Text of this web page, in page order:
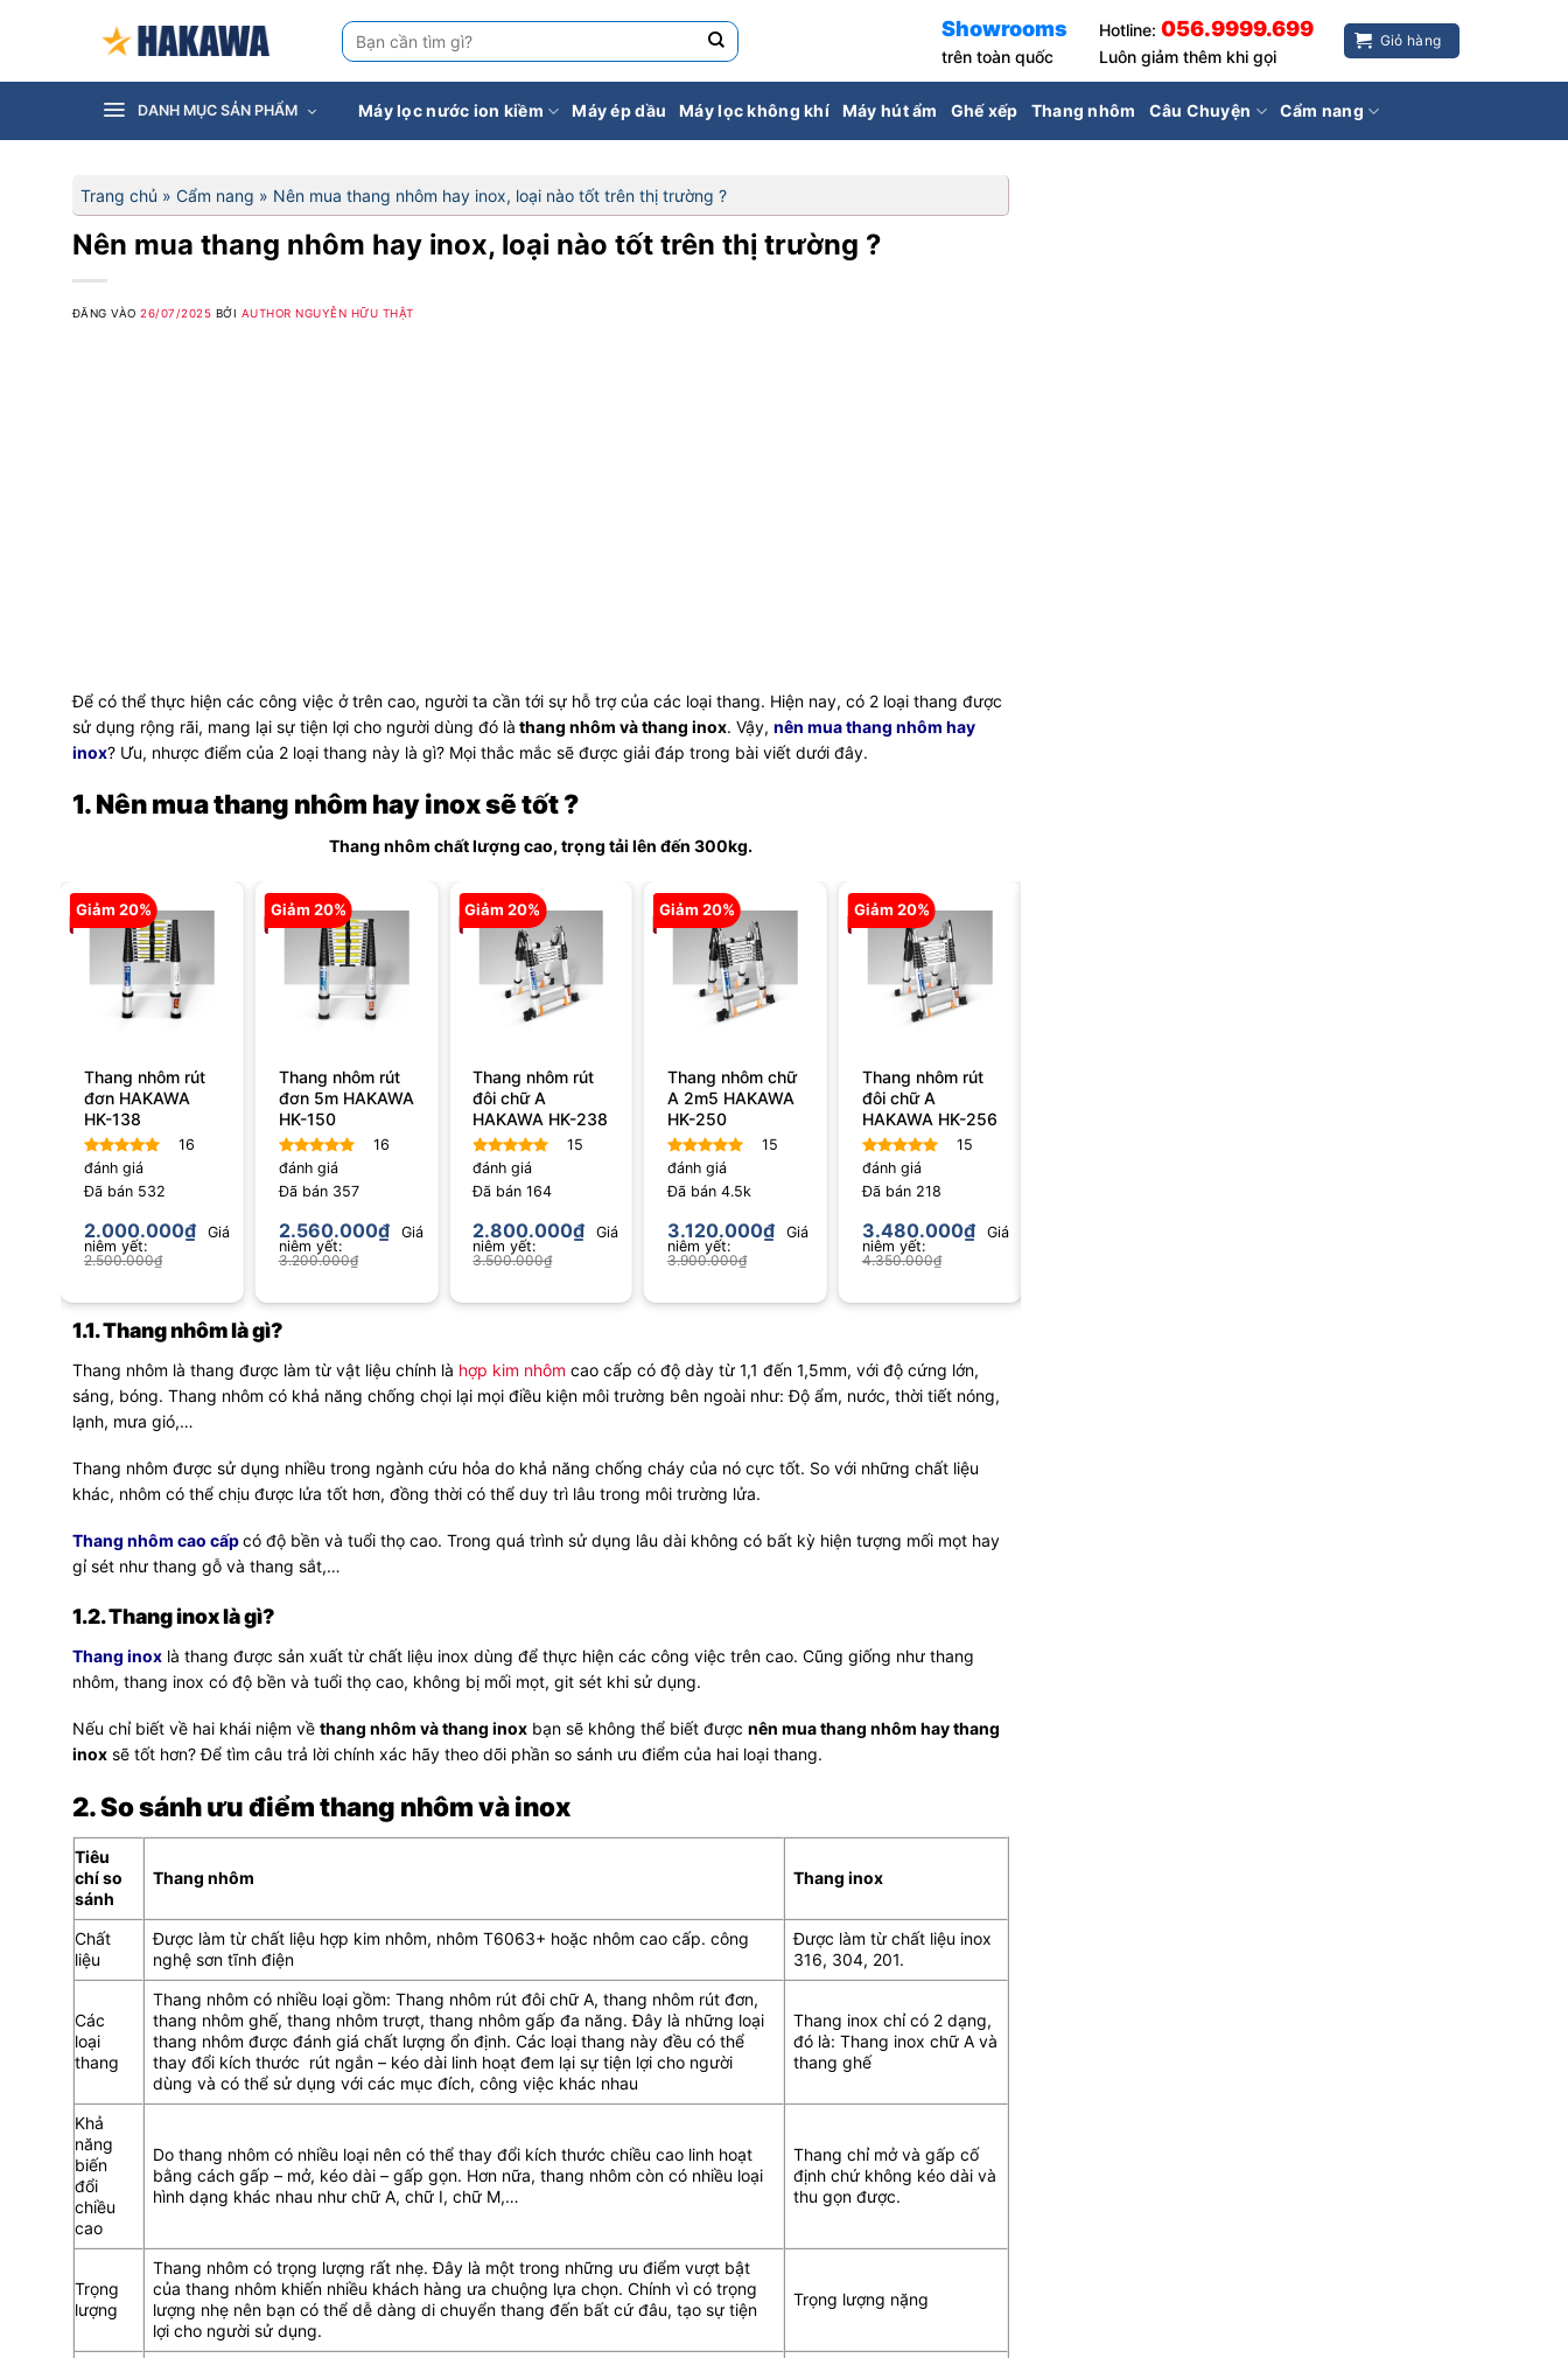
dung
Tìm
kiếm:
Showrooms
trên toàn quốc
Hotline:056.9999.699
Luôn giảm thêm khi gọi
Giỏ hàng
DANH MỤC SẢN PHẨM Máy lọc nước ion kiềm Máy ép dầu Máy lọc không khí Máy hút ẩm Ghế xếp Thang nhôm Câu Chuyện Cẩm nang
Trang chủ » Cẩm nang » Nên mua thang nhôm hay inox, loại nào tốt trên thị trường ?
Nên mua thang nhôm hay inox, loại nào tốt trên thị trường ?
ĐĂNG VÀO26/07/2025 BỞI AUTHOR NGUYỄN HỮU THẬT
Để có thể thực hiện các công việc ở trên cao, người ta cần tới sự hỗ trợ của các loại thang. Hiện nay, có 2 loại thang được
sử dụng rộng rãi, mang lại sự tiện lợi cho người dùng đó là thang nhôm và thang inox. Vậy, nên mua thang nhôm hay
inox? Ưu, nhược điểm của 2 loại thang này là gì? Mọi thắc mắc sẽ được giải đáp trong bài viết dưới đây.
1. Nên mua thang nhôm hay inox sẽ tốt ?
Thang nhôm chất lượng cao, trọng tải lên đến 300kg.
Giảm 20%
Thang nhôm rút
đơn HAKAWA
HK-138
Được xếp
hạng4.75
16
đánh giá
Đã bán 532
2.000.000₫
Giá
niêm yết:
2.500.000₫
Giảm 20%
Thang nhôm rút
đơn 5m HAKAWA
HK-150
Được xếp
hạng4.81
16
đánh giá
Đã bán 357
2.560.000₫
Giá
niêm yết:
3.200.000₫
Giảm 20%
Thang nhôm rút
đôi chữ A
HAKAWA HK-238
Được xếp
hạng4.87
15
đánh giá
Đã bán164
2.800.000₫
Giá
niêm yết:
3.500.000₫
Giảm 20%
Thang nhôm chữ
A 2m5 HAKAWA
HK-250
Được xếp
hạng4.87
15
đánh giá
Đã bán 4.5k
3.120.000₫
Giá
niêm yết:
3.900.000₫
Giảm 20%
Thang nhôm rút
đôi chữ A
HAKAWA HK-256
Được xếp
hạng4.80
15
đánh giá
Đã bán 218
3.480.000₫
Giá
niêm yết:
4.350.000₫
1.1. Thang nhôm là gì?
Thang nhôm là thang được làm từ vật liệu chính là hợp kim nhôm cao cấp có độ dày từ 1,1 đến 1,5mm, với độ cứng lớn,
sáng, bóng. Thang nhôm có khả năng chống chọi lại mọi điều kiện môi trường bên ngoài như: Độ ẩm, nước, thời tiết nóng,
lạnh, mưa gió,…
Thang nhôm được sử dụng nhiều trong ngành cứu hỏa do khả năng chống cháy của nó cực tốt. So với những chất liệu
khác, nhôm có thể chịu được lửa tốt hơn, đồng thời có thể duy trì lâu trong môi trường lửa.
Thang nhôm cao cấpcó độ bền và tuổi thọ cao. Trong quá trình sử dụng lâu dài không có bất kỳ hiện tượng mối mọt hay
gỉ sét như thang gỗ và thang sắt,…
1.2. Thang inox là gì?
Thang inox là thang được sản xuất từ chất liệu inox dùng để thực hiện các công việc trên cao. Cũng giống như thang
nhôm, thang inox có độ bền và tuổi thọ cao, không bị mối mọt, git sét khi sử dụng.
Nếu chỉ biết về hai khái niệm về thang nhôm và thang inox bạn sẽ không thể biết được nên mua thang nhôm hay thang
inox sẽ tốt hơn? Để tìm câu trả lời chính xác hãy theo dõi phần so sánh ưu điểm của hai loại thang.
2. So sánh ưu điểm thang nhôm và inox
Tiêu
chí so
sánh
Thang nhôm Thang inox
Chất
liệu
Được làm từ chất liệu hợp kim nhôm, nhôm T6063+ hoặc nhôm cao cấp. công
nghệ sơn tĩnh điện
Được làm từ chất liệu inox
316, 304, 201.
Các
loại
thang
Thang nhôm có nhiều loại gồm: Thang nhôm rút đôi chữ A, thang nhôm rút đơn,
thang nhôm ghế, thang nhôm trượt, thang nhôm gấp đa năng. Đây là những loại
thang nhôm được đánh giá chất lượng ổn định. Các loại thang này đều có thể
thay đổi kích thước rút ngắn – kéo dài linh hoạt đem lại sự tiện lợi cho người
dùng và có thể sử dụng với các mục đích, công việc khác nhau
Thang inox chỉ có 2 dạng,
đó là: Thang inox chữ A và
thang ghế
Khả
năng
biến
đổi
chiều
cao
Do thang nhôm có nhiều loại nên có thể thay đổi kích thước chiều cao linh hoạt
bằng cách gấp – mở, kéo dài – gấp gọn. Hơn nữa, thang nhôm còn có nhiều loại
hình dạng khác nhau như chữ A, chữ I, chữ M,…
Thang chỉ mở và gấp cố
định chứ không kéo dài và
thu gọn được.
Trọng
lượng
Thang nhôm có trọng lượng rất nhẹ. Đây là một trong những ưu điểm vượt bật
của thang nhôm khiến nhiều khách hàng ưa chuộng lựa chọn. Chính vì có trọng
lượng nhẹ nên bạn có thể dễ dàng di chuyển thang đến bất cứ đâu, tạo sự tiện
lợi cho người sử dụng.
Trọng lượng nặng